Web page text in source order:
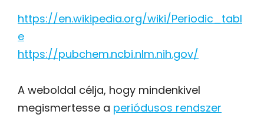
https://en.wikipedia.org/wiki/Periodic_tabl
e
https://pubchem.ncbi.nlm.nih.gov/
A weboldal célja, hogy mindenkivel
megismertesse a periódusos rendszer